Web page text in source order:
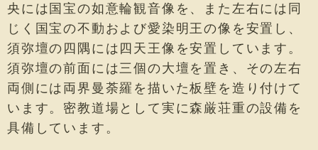
央には国宝の如意輪観音像を、また左右には同
じく国宝の不動および愛染明王の像を安置し、
須弥壇の四隅には四天王像を安置しています。
須弥壇の前面には三個の大壇を置き、その左右
両側には両界曼荼羅を描いた板壁を造り付けて
います。密教道場として実に森厳荘重の設備を
具備しています。